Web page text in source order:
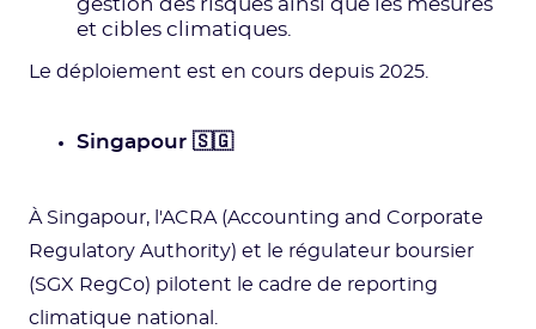
gestion des risques ainsi que les mesures
et cibles climatiques.
Le déploiement est en cours depuis 2025.
Singapour 🇸🇬
À Singapour, l'ACRA (Accounting and Corporate
Regulatory Authority) et le régulateur boursier
(SGX RegCo) pilotent le cadre de reporting
climatique national.